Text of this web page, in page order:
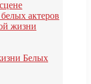
актеров
жизни
Белых